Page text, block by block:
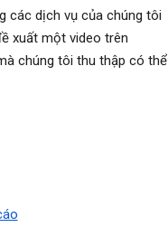
các dịch vụ của chúng tôi
xuất một video trên
chúng tôi thu thập có thể